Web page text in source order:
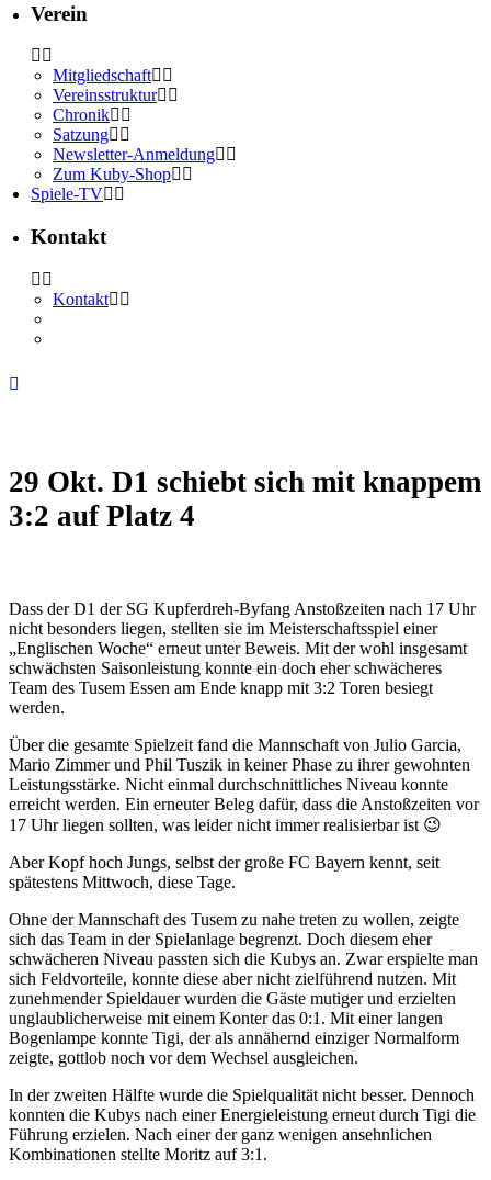
Verein
Mitgliedschaft
Vereinsstruktur
Chronik
Satzung
Newsletter-Anmeldung
Zum Kuby-Shop
Spiele-TV
Kontakt
Kontakt
29 Okt. D1 schiebt sich mit knappem
3:2 auf Platz 4
Dass der D1 der SG Kupferdreh-Byfang Anstoßzeiten nach 17 Uhr
nicht besonders liegen, stellten sie im Meisterschaftsspiel einer
„Englischen Woche“ erneut unter Beweis. Mit der wohl insgesamt
schwächsten Saisonleistung konnte ein doch eher schwächeres
Team des Tusem Essen am Ende knapp mit 3:2 Toren besiegt
werden.
Über die gesamte Spielzeit fand die Mannschaft von Julio Garcia,
Mario Zimmer und Phil Tuszik in keiner Phase zu ihrer gewohnten
Leistungsstärke. Nicht einmal durchschnittliches Niveau konnte
erreicht werden. Ein erneuter Beleg dafür, dass die Anstoßzeiten vor
17 Uhr liegen sollten, was leider nicht immer realisierbar ist 😉
Aber Kopf hoch Jungs, selbst der große FC Bayern kennt, seit
spätestens Mittwoch, diese Tage.
Ohne der Mannschaft des Tusem zu nahe treten zu wollen, zeigte
sich das Team in der Spielanlage begrenzt. Doch diesem eher
schwächeren Niveau passten sich die Kubys an. Zwar erspielte man
sich Feldvorteile, konnte diese aber nicht zielführend nutzen. Mit
zunehmender Spieldauer wurden die Gäste mutiger und erzielten
unglaublicherweise mit einem Konter das 0:1. Mit einer langen
Bogenlampe konnte Tigi, der als annähernd einziger Normalform
zeigte, gottlob noch vor dem Wechsel ausgleichen.
In der zweiten Hälfte wurde die Spielqualität nicht besser. Dennoch
konnten die Kubys nach einer Energieleistung erneut durch Tigi die
Führung erzielen. Nach einer der ganz wenigen ansehnlichen
Kombinationen stellte Moritz auf 3:1.